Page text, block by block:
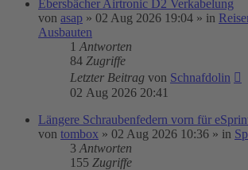
Ebersbächer Airtronic D2 Verkabelung
von asap » 02 Aug 2026 19:04 » in
Ausbauten
1 Antworten
84 Zugriffe
Letzter Beitrag von Schnafdolin
02 Aug 2026 20:41
Längere Schraubenfedern vorn für
von tombox » 02 Aug 2026 10:36 » in
3 Antworten
155 Zugriffe